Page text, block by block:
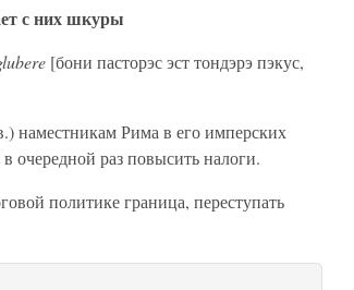
с них шкуры
[бони пасторэс эст тондэрэ пэкус,
наместникам Рима в его имперских
очередной раз повысить налоги.
политике граница, переступать